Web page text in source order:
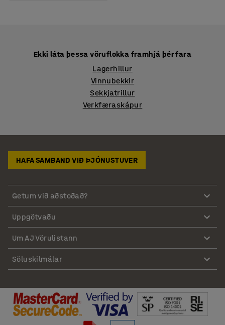
Ekki láta þessa vöruflokka framhjá þér fara
Lagerhillur
Vinnubekkir
Sekkjatrillur
Verkfæraskápur
HAFA SAMBAND VIÐ ÞJÓNUSTUVER
Getum við aðstoðað?
Uppgötvaðu
Um AJ Vörulistann
Söluskilmálar